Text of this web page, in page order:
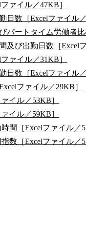
ァイル／47KB］
日数［Excelファイル／
パートタイム労働者
及び出勤日数［Excel
ァイル／31KB］
日数［Excelファイル／
ファイル／29KB］
イル／53KB］
イル／59KB］
間［Excelファイル／
数［Excelファイル／